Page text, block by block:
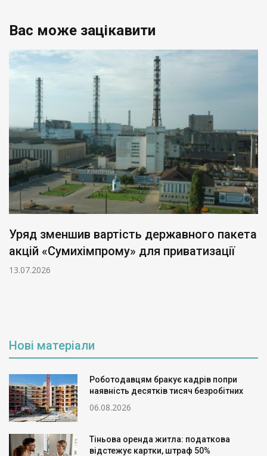
Вас може зацікавити
Уряд зменшив вартість державного пакета
акцій «Сумихімпрому» для приватизації
13.07.2026
Нові матеріали
Роботодавцям бракує кадрів попри
наявність десятків тисяч безробітних
06.08.2026
Тіньова оренда житла: податкова
відстежує картки, штраф 50%